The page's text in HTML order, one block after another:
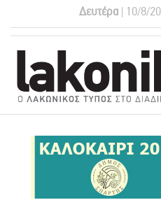
Δευτέρα | 10/8/